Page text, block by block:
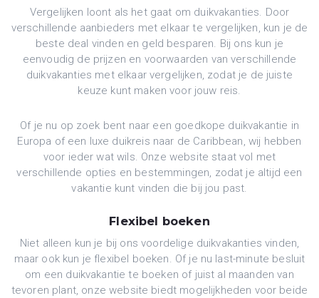
Vergelijken loont als het gaat om duikvakanties. Door
verschillende aanbieders met elkaar te vergelijken, kun je de
beste deal vinden en geld besparen. Bij ons kun je
eenvoudig de prijzen en voorwaarden van verschillende
duikvakanties met elkaar vergelijken, zodat je de juiste
keuze kunt maken voor jouw reis.
Of je nu op zoek bent naar een goedkope duikvakantie in
Europa of een luxe duikreis naar de Caribbean, wij hebben
voor ieder wat wils. Onze website staat vol met
verschillende opties en bestemmingen, zodat je altijd een
vakantie kunt vinden die bij jou past.
Flexibel boeken
Niet alleen kun je bij ons voordelige duikvakanties vinden,
maar ook kun je flexibel boeken. Of je nu last-minute besluit
om een duikvakantie te boeken of juist al maanden van
tevoren plant, onze website biedt mogelijkheden voor beide